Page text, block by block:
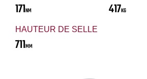
171NM 417KG
HAUTEUR DE SELLE
711MM